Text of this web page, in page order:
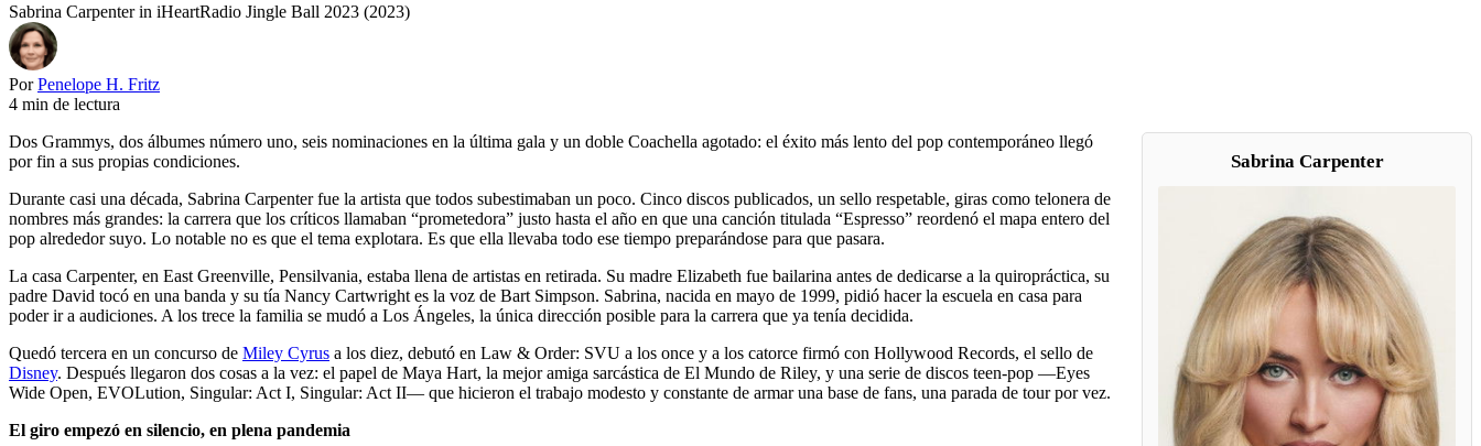
Sabrina Carpenter in iHeartRadio Jingle Ball 2023 (2023)
Por Penelope H. Fritz
4 min de lectura
Sabrina Carpenter
Dos Grammys, dos álbumes número uno, seis nominaciones en la última gala y un doble Coachella agotado: el éxito más lento del pop contemporáneo llegó
por fin a sus propias condiciones.
Durante casi una década, Sabrina Carpenter fue la artista que todos subestimaban un poco. Cinco discos publicados, un sello respetable, giras como telonera de
nombres más grandes: la carrera que los críticos llamaban “prometedora” justo hasta el año en que una canción titulada “Espresso” reordenó el mapa entero del
pop alrededor suyo. Lo notable no es que el tema explotara. Es que ella llevaba todo ese tiempo preparándose para que pasara.
La casa Carpenter, en East Greenville, Pensilvania, estaba llena de artistas en retirada. Su madre Elizabeth fue bailarina antes de dedicarse a la quiropráctica, su
padre David tocó en una banda y su tía Nancy Cartwright es la voz de Bart Simpson. Sabrina, nacida en mayo de 1999, pidió hacer la escuela en casa para
poder ir a audiciones. A los trece la familia se mudó a Los Ángeles, la única dirección posible para la carrera que ya tenía decidida.
Quedó tercera en un concurso de Miley Cyrus a los diez, debutó en Law & Order: SVU a los once y a los catorce firmó con Hollywood Records, el sello de
Disney. Después llegaron dos cosas a la vez: el papel de Maya Hart, la mejor amiga sarcástica de El Mundo de Riley, y una serie de discos teen-pop —Eyes
Wide Open, EVOLution, Singular: Act I, Singular: Act II— que hicieron el trabajo modesto y constante de armar una base de fans, una parada de tour por vez.
El giro empezó en silencio, en plena pandemia